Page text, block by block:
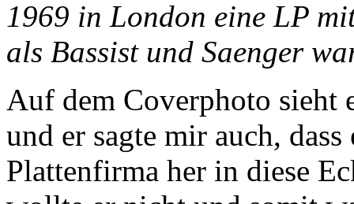
1969 in London eine LP
als Bassist und Saenger
Auf dem Coverphoto sieht
und er sagte mir auch,
Plattenfirma her in diese